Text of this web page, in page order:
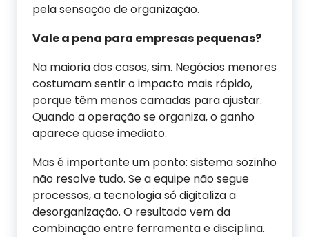
pela sensação de organização.
Vale a pena para empresas pequenas?
Na maioria dos casos, sim. Negócios menores
costumam sentir o impacto mais rápido,
porque têm menos camadas para ajustar.
Quando a operação se organiza, o ganho
aparece quase imediato.
Mas é importante um ponto: sistema sozinho
não resolve tudo. Se a equipe não segue
processos, a tecnologia só digitaliza a
desorganização. O resultado vem da
combinação entre ferramenta e disciplina.